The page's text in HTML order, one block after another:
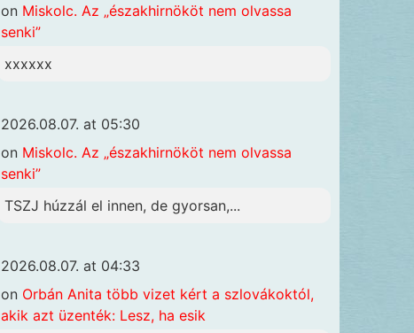
on Miskolc. Az „északhirnököt nem olvassa
senki”
xxxxxx
2026.08.07. at 05:30
on Miskolc. Az „északhirnököt nem olvassa
senki”
TSZJ húzzál el innen, de gyorsan,...
2026.08.07. at 04:33
on Orbán Anita több vizet kért a szlovákoktól,
akik azt üzenték: Lesz, ha esik